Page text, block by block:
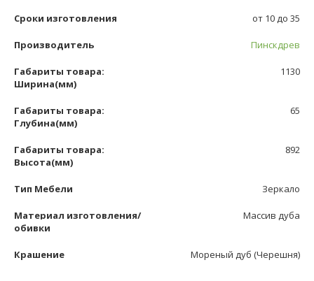
Сроки изготовления от 10 до 35
Производитель Пинскдрев
Габариты товара:
Ширина(мм)
1130
Габариты товара:
Глубина(мм)
65
Габариты товара:
Высота(мм)
892
Тип Мебели Зеркало
Материал изготовления/
обивки
Массив дуба
Крашение Мореный дуб (Черешня)